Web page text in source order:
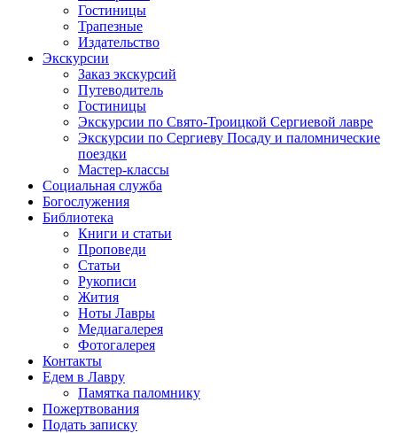
Гостиницы
Трапезные
Издательство
Экскурсии
Заказ экскурсий
Путеводитель
Гостиницы
Экскурсии по Свято-Троицкой Сергиевой лавре
Экскурсии по Сергиеву Посаду и паломнические
поездки
Мастер-классы
Социальная служба
Богослужения
Библиотека
Книги и статьи
Проповеди
Статьи
Рукописи
Жития
Ноты Лавры
Медиагалерея
Фотогалерея
Контакты
Едем в Лавру
Памятка паломнику
Пожертвования
Подать записку